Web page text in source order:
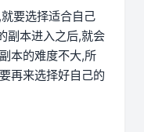
要选择适合自己
副本进入之后,就会
本的难度不大,所
再来选择好自己的